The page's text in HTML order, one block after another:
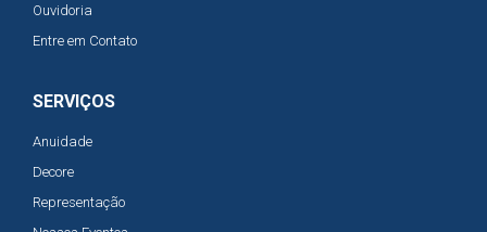
Ouvidoria
Entre em Contato
SERVIÇOS
Anuidade
Decore
Representação